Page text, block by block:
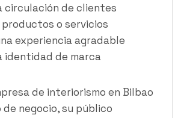
circulación de clientes
o servicios
experiencia agradable
identidad de marca
de interiorismo en Bilbao
negocio, su público